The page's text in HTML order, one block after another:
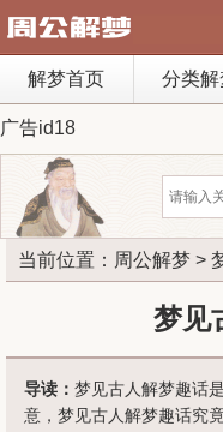
解梦首页 分类解
广告id18
当前位置： 周公解梦 >
梦见
导读： 梦见古人解梦趣话
意，梦见古人解梦趣话究